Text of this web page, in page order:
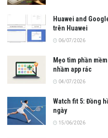
Huawei and
trên Huawei
06/07/2026
Mẹo tìm phần
nhầm app rác
04/07/2026
Watch fit 5: Đồng
ngày
15/06/2026